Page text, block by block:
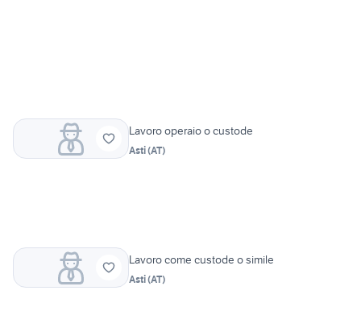
Lavoro operaio o custode
Asti(AT)
Lavoro come custode o simile
Asti(AT)